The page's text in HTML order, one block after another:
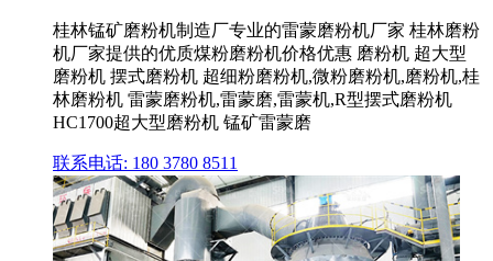
桂林锰矿磨粉机制造厂专业的雷蒙磨粉机厂家 桂林磨粉
机厂家提供的优质煤粉磨粉机价格优惠 磨粉机 超大型
磨粉机 摆式磨粉机 超细粉磨粉机,微粉磨粉机,磨粉机,桂
林磨粉机 雷蒙磨粉机,雷蒙磨,雷蒙机,R型摆式磨粉机
HC1700超大型磨粉机 锰矿雷蒙磨
联系电话: 180 3780 8511